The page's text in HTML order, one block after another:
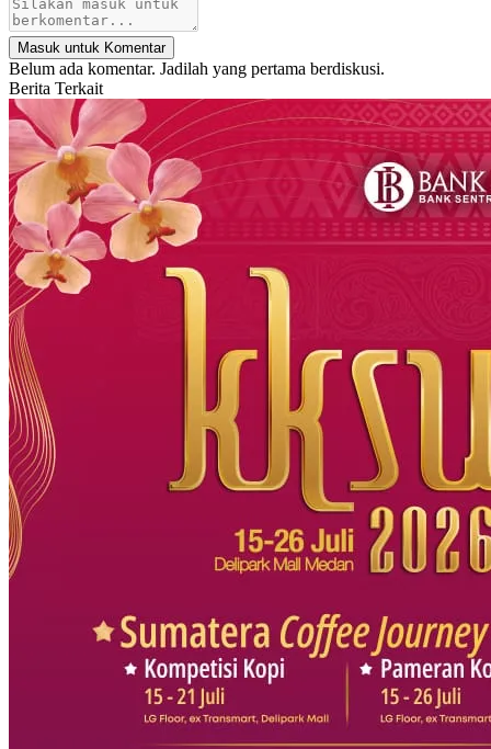
Masuk untuk Komentar
Belum ada komentar. Jadilah yang pertama berdiskusi.
Berita Terkait